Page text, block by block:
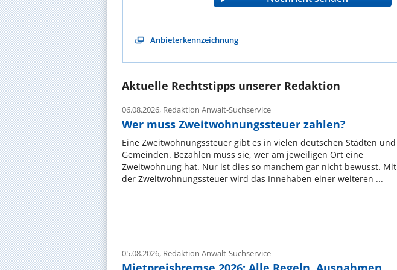
Anbieterkennzeichnung
Aktuelle Rechtstipps unserer Redaktion
06.08.2026, Redaktion Anwalt-Suchservice
Wer muss Zweitwohnungssteuer zahlen?
Eine Zweitwohnungssteuer gibt es in vielen deutschen Städten und
Gemeinden. Bezahlen muss sie, wer am jeweiligen Ort eine
Zweitwohnung hat. Nur ist dies so manchem gar nicht bewusst. Mit
der Zweitwohnungssteuer wird das Innehaben einer weiteren ...
05.08.2026, Redaktion Anwalt-Suchservice